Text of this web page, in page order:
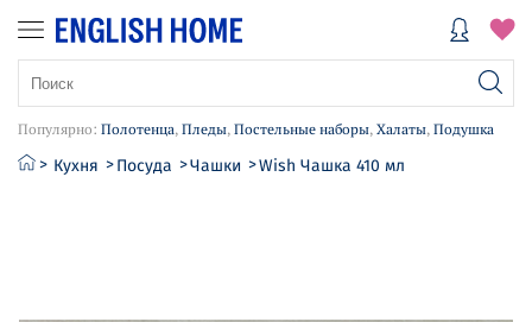
Популярно: Полотенца, Пледы, Постельные наборы, Халаты, Подушка
Кухня Посуда Чашки Wish Чашка 410 мл